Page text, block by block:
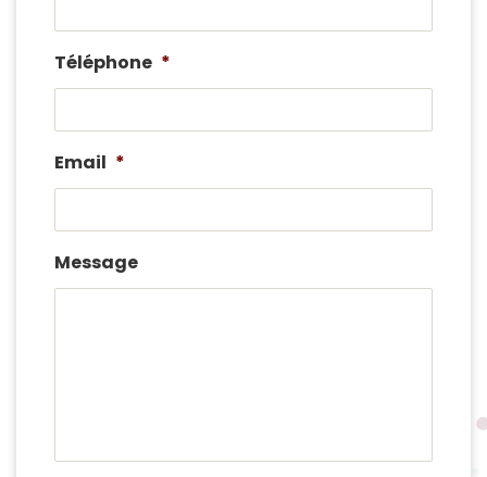
Téléphone *
Email *
Message